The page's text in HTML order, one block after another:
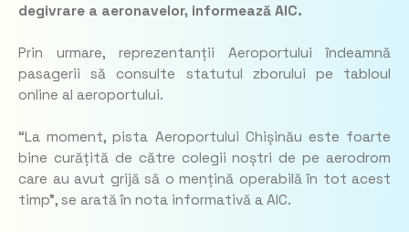
degivrare a aeronavelor, informează AIC.
Prin urmare, reprezentanții Aeroportului îndeamnă
pasagerii să consulte statutul zborului pe tabloul
online al aeroportului.
“La moment, pista Aeroportului Chișinău este foarte
bine curățită de către colegii noștri de pe aerodrom
care au avut grijă să o mențină operabilă în tot acest
timp”, se arată în nota informativă a AIC.